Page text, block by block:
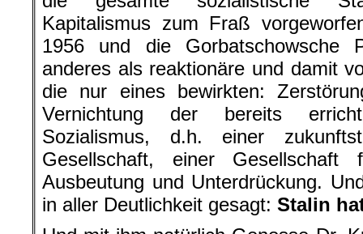
Kapitalismus zum Fraß
1956 und die Gorbatschowsche
anderes als reaktionäre und damit
die nur eines bewirkten:
Vernichtung der bereits
Sozialismus, d.h. einer
Gesellschaft, einer
Ausbeutung und Unterdrückung.
in aller Deutlichkeit gesagt: Stalin